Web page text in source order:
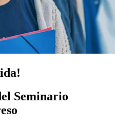
Seminario